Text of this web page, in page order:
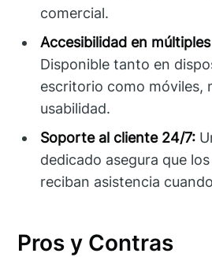
comercial.
Accesibilidad en
Disponible tanto en
escritorio como móviles,
usabilidad.
Soporte al cliente 24/7:
dedicado asegura que
reciban asistencia
Pros y Contras